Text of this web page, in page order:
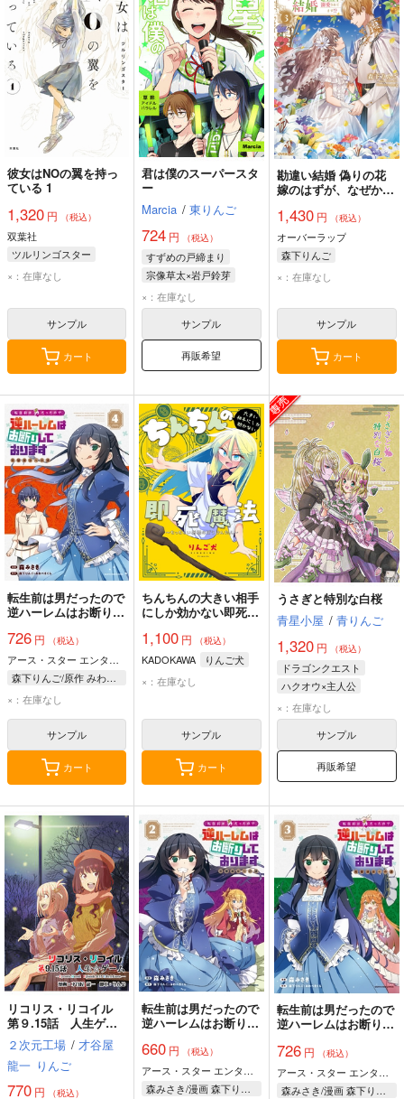
彼女はNOの翼を持っ
ている 1
1,320 円 （税込）
双葉社
ツルリンゴスター
×：在庫なし
サンプル
カート
君は僕のスーパースタ
ー
Marcia / 東りんご
724 円 （税込）
すずめの戸締まり
宗像草太×岩戸鈴芽
×：在庫なし
サンプル
再販希望
勘違い結婚 偽りの花
嫁のはずが、なぜか竜
す!? 3
1,430円 （税込）
オーバーラップ
森下りんご
×：在庫なし
サンプル
カート
転生前は男だったので
逆ハーレムはお断りし
への道 4
726 円 （税込）
アース・スター エンターテイメント
森下りんご/原作 みわべさくら/原作 森みさき/漫画
×：在庫なし
サンプル
カート
ちんちんの大きい相手
にしか効かない即死魔
ぼうけんたん
1,100 円 （税込）
KADOKAWA
りんご犬
×：在庫なし
サンプル
カート
うさぎと特別な白桜
青星小屋 / 青りんご
1,320円 （税込）
ドラゴンクエスト
ハクオウ×主人公
ハクオウ
×：在庫なし
サンプル
再販希望
リコリス・リコイル
第９.15話 人生ゲー
２次元工場 / 才谷屋
龍一 りんご
770 円 （税込）
転生前は男だったので
逆ハーレムはお断りし
への道 2
660 円 （税込）
アース・スター エンターテイメント
森みさき/漫画 森下りんご/原作 みわべさくら/原作
転生前は男だったので
逆ハーレムはお断りし
への道 3
726円 （税込）
アース・スター エンターテイメント
森みさき/漫画 森下りんご/原作 みわべさくら/原作